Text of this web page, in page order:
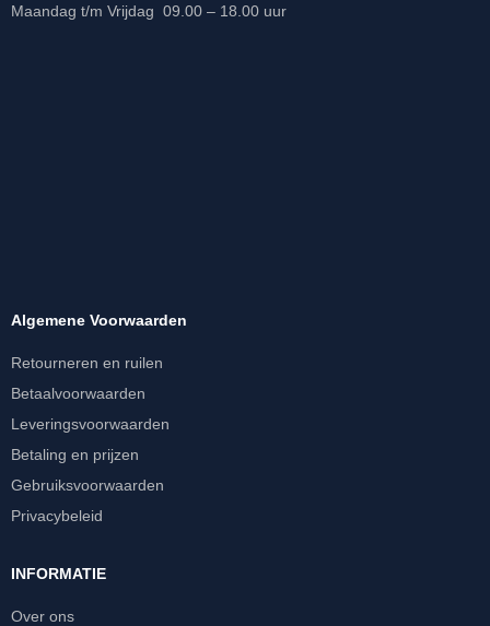
Maandag t/m Vrijdag 09.00 – 18.00 uur
Algemene Voorwaarden
Retourneren en ruilen
Betaalvoorwaarden
Leveringsvoorwaarden
Betaling en prijzen
Gebruiksvoorwaarden
Privacybeleid
INFORMATIE
Over ons